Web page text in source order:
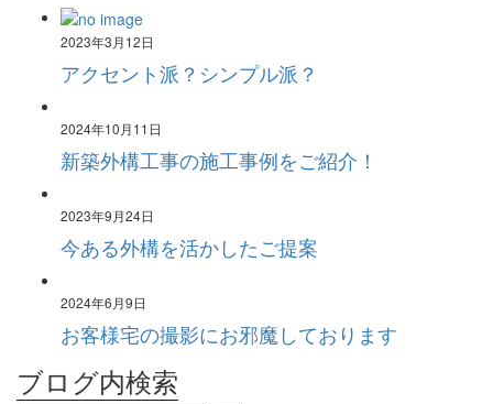
2023年3月12日
アクセント派？シンプル派？
2024年10月11日
新築外構工事の施工事例をご紹介！
2023年9月24日
今ある外構を活かしたご提案
2024年6月9日
お客様宅の撮影にお邪魔しております
ブログ内検索